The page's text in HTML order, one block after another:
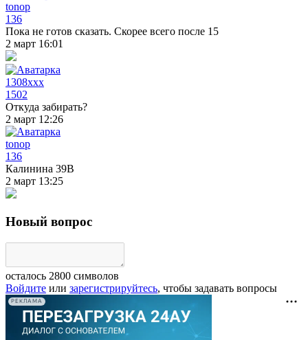
tonop
136
Пока не готов сказать. Скорее всего после 15
2 март 16:01
1308xxx
1502
Откуда забирать?
2 март 12:26
tonop
136
Калинина 39В
2 март 13:25
Новый вопрос
осталось 2800 символов
Войдите или зарегистрируйтесь, чтобы задавать вопросы
РЕКЛАМА